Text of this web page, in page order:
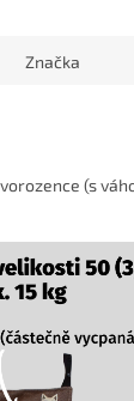
Značka
(s